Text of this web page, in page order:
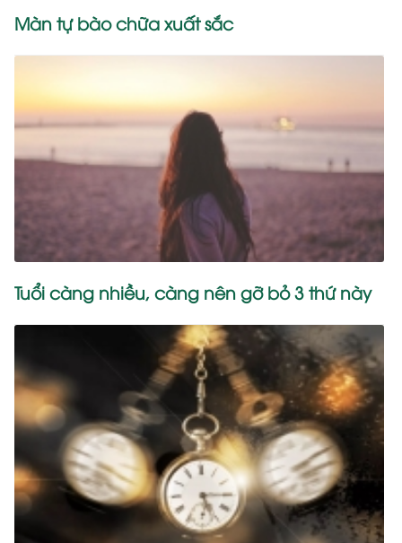
Màn tự bào chữa xuất sắc
Tuổi càng nhiều, càng nên gỡ bỏ 3 thứ này